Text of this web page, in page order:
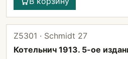
Z5301 · Schmidt 27
Котельнич 1913. 5-ое